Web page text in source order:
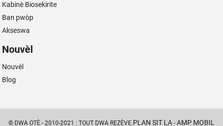
Kabinè Biosekirite
Ban pwòp
Akseswa
Nouvèl
Nouvèl
Blog
© DWA OTÈ - 2010-2021 : TOUT DWA REZÈVE.PLAN SIT LA - AMP MOBIL